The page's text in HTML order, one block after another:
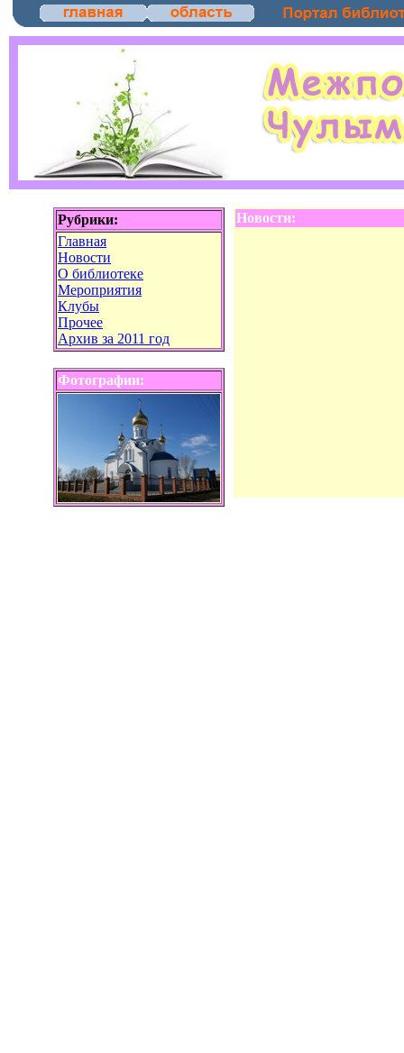
Рубрики:
Главная
Новости
О библиотеке
Мероприятия
Клубы
Прочее
Архив за 2011 год
Фотографии:
Новости: